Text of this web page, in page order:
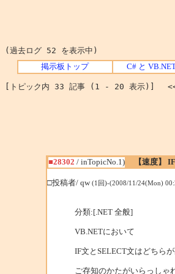
(過去ログ 52 を表示中)
掲示板トップ C# と
[トピック内 33 記事 (1 - 20 表示)]
■28302 / inTopicNo.1)
【速度】
□投稿者/ qw(1回)-(2008/11/24(Mon)
分類:[.NET 全般]
VB.NETにおいて
IF文とSELECT文はどちら
ご存知のかたがいらっしゃ